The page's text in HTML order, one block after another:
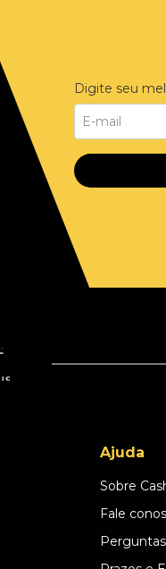
Digite seu
Ajuda
Sobre
Fale